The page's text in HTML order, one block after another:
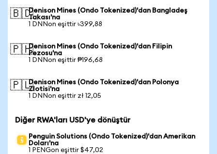
🇧🇩Denison Mines (Ondo Tokenized)'dan Bangladeş
Takası'na
1 DNNon eşittir ৳399,88
🇵🇭Denison Mines (Ondo Tokenized)'dan Filipin
Pezosu'na
1 DNNon eşittir ₱196,68
🇵🇱Denison Mines (Ondo Tokenized)'dan Polonya
Zlotisi'na
1 DNNon eşittir zł 12,05
Diğer RWA'ları USD'ye dönüştür
Penguin Solutions (Ondo Tokenized)'dan Amerikan
Doları'na
1 PENGon eşittir $47,02